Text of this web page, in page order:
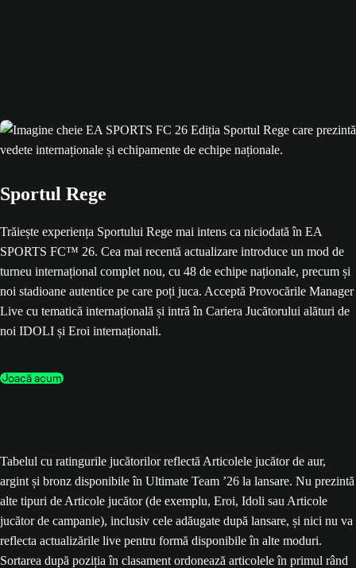
Sportul Rege
Trăiește experiența Sportului Rege mai intens ca niciodată în EA
SPORTS FC™ 26. Cea mai recentă actualizare introduce un mod de
turneu internațional complet nou, cu 48 de echipe naționale, precum și
noi stadioane autentice pe care poți juca. Acceptă Provocările Manager
Live cu tematică internațională și intră în Cariera Jucătorului alături de
noi IDOLI și Eroi internaționali.
Joacă acum
Tabelul cu ratingurile jucătorilor reflectă Articolele jucător de aur,
argint și bronz disponibile în Ultimate Team ’26 la lansare. Nu prezintă
alte tipuri de Articole jucător (de exemplu, Eroi, Idoli sau Articole
jucător de campanie), inclusiv cele adăugate după lansare, și nici nu va
reflecta actualizările live pentru formă disponibile în alte moduri.
Sortarea după poziția în clasament ordonează articolele în primul rând